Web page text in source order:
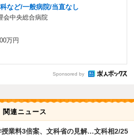
など/一般病院/当直なし
会中央総合病院
万円
Sponsored by
関連ニュース
授業料3倍案、文科省の見解…文科相2/25